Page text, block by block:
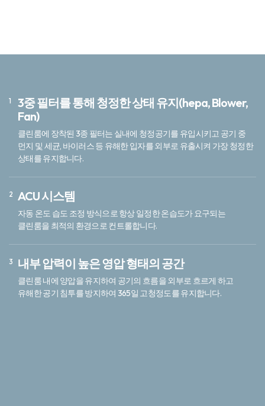
3중 필터를 통해 청정한 상태 유지(hepa, Blower,
Fan)
클린룸에 장착된 3종 필터는 실내에 청정공기를 유입시키고 공기 중
먼지 및 세균, 바이러스 등 유해한 입자를 외부로 유출시켜 가장 청정한
상태를 유지합니다.
ACU 시스템
자동 온도 습도 조정 방식으로 항상 일정한 온습도가 요구되는
클린룸을 최적의 환경으로 컨트롤합니다.
내부 압력이 높은 영압 형태의 공간
클린룸 내에 양압을 유지하여 공기의 흐름을 외부로 흐르게 하고
유해한 공기 침투를 방지하여 365일 고청정도를 유지합니다.